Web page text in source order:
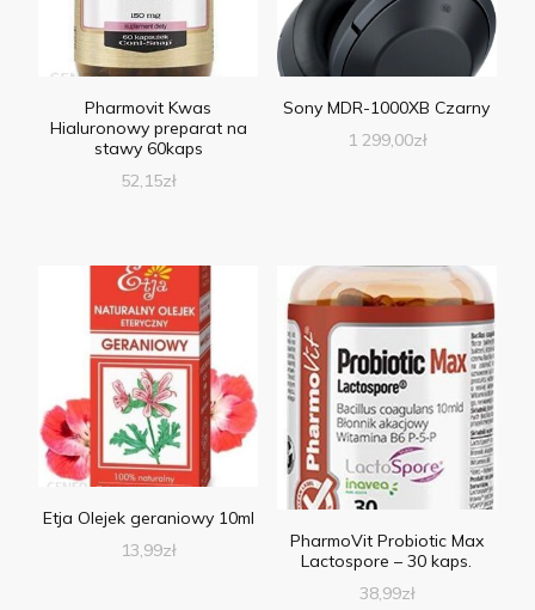
Pharmovit Kwas
Hialuronowy preparat na
stawy 60kaps
52,15zł
Sony MDR-1000XB Czarny
1 299,00zł
Etja Olejek geraniowy 10ml
13,99zł
PharmoVit Probiotic Max
Lactospore – 30 kaps.
38,99zł